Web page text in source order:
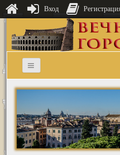
Вход